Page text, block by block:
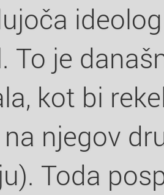
To je
kot bi
njegov
Toda